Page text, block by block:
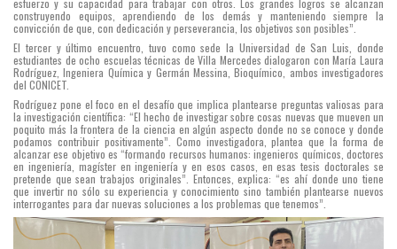
esfuerzo y su capacidad para trabajar con otros. Los grandes logros se alcanzan
construyendo equipos, aprendiendo de los demás y manteniendo siempre la
convicción de que, con dedicación y perseverancia, los objetivos son posibles”.
El tercer y último encuentro, tuvo como sede la Universidad de San Luis, donde
estudiantes de ocho escuelas técnicas de Villa Mercedes dialogaron con María Laura
Rodríguez, Ingeniera Química y Germán Messina, Bioquímico, ambos investigadores
del CONICET.
Rodríguez pone el foco en el desafío que implica plantearse preguntas valiosas para
la investigación científica: “El hecho de investigar sobre cosas nuevas que mueven un
poquito más la frontera de la ciencia en algún aspecto donde no se conoce y donde
podamos contribuir positivamente”. Como investigadora, plantea que la forma de
alcanzar ese objetivo es “formando recursos humanos: ingenieros químicos, doctores
en ingeniería, magíster en ingeniería y en esos casos, en esas tesis doctorales se
pretende que sean trabajos originales”. Entonces, explica: “es ahí donde uno tiene
que invertir no sólo su experiencia y conocimiento sino también plantearse nuevos
interrogantes para dar nuevas soluciones a los problemas que tenemos”.